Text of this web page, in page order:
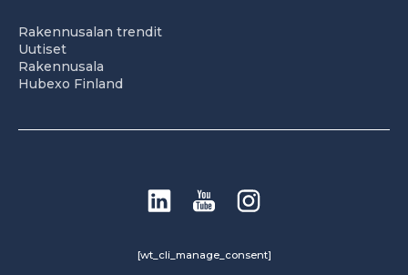
Rakennusalan trendit
Uutiset
Rakennusala
Hubexo Finland
[wt_cli_manage_consent]